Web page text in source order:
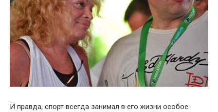
И правда, спорт всегда занимал в его жизни особое